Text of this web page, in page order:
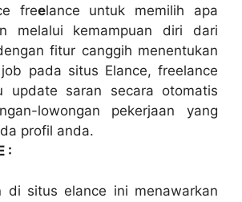
freelance untuk memilih apa
melalui kemampuan diri dari
fitur canggih menentukan
pada situs Elance, freelance
update saran secara otomatis
lowongan pekerjaan yang
profil anda.
:
di situs elance ini menawarkan